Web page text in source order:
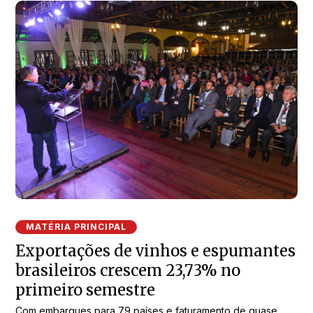
MATÉRIA PRINCIPAL
Exportações de vinhos e espumantes
brasileiros crescem 23,73% no
primeiro semestre
Com embarques para 79 países e faturamento de quase